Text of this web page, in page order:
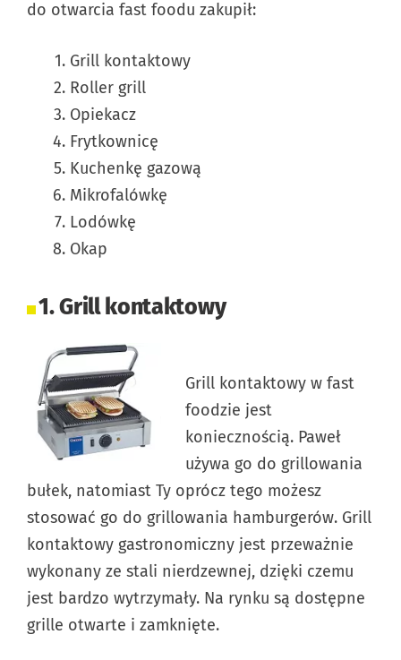
do otwarcia fast foodu zakupił:
Grill kontaktowy
Roller grill
Opiekacz
Frytkownicę
Kuchenkę gazową
Mikrofalówkę
Lodówkę
Okap
1. Grill kontaktowy
Grill kontaktowy w fast
foodzie jest
koniecznością. Paweł
używa go do grillowania
bułek, natomiast Ty oprócz tego możesz
stosować go do grillowania hamburgerów. Grill
kontaktowy gastronomiczny jest przeważnie
wykonany ze stali nierdzewnej, dzięki czemu
jest bardzo wytrzymały. Na rynku są dostępne
grille otwarte i zamknięte.